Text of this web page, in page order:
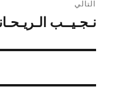
التالي
المقالة
نـجـيــب الـريـحـانــي